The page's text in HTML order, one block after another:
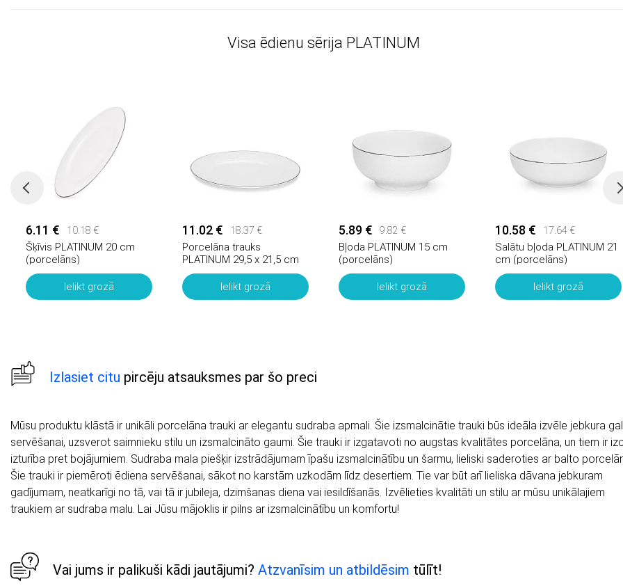
Visa ēdienu sērija PLATINUM
6.11 € 10.18 €
Šķīvis PLATINUM 20 cm
(porcelāns)
Ielikt grozā
11.02 € 18.37 €
Porcelāna trauks
PLATINUM 29,5 x 21,5 cm
(porcelāns)
Ielikt grozā
5.89 € 9.82 €
Bļoda PLATINUM 15 cm
(porcelāns)
Ielikt grozā
10.58 € 17.64 €
Salātu bļoda PLATINUM 21
cm (porcelāns)
Ielikt grozā
Izlasiet citu pircēju atsauksmes par šo preci
Mūsu produktu klāstā ir unikāli porcelāna trauki ar elegantu sudraba apmali. Šie izsmalcinātie trauki būs ideāla izvēle jebkura
servēšanai, uzsverot saimnieku stilu un izsmalcināto gaumi. Šie trauki ir izgatavoti no augstas kvalitātes porcelāna, un tiem ir
izturība pret bojājumiem. Sudraba mala piešķir izstrādājumam īpašu izsmalcinātību un šarmu, lieliski saderoties ar balto
Šie trauki ir piemēroti ēdiena servēšanai, sākot no karstām uzkodām līdz desertiem. Tie var būt arī lieliska dāvana jebkuram
gadījumam, neatkarīgi no tā, vai tā ir jubileja, dzimšanas diena vai iesildīšanās. Izvēlieties kvalitāti un stilu ar mūsu unikālajiem
traukiem ar sudraba malu. Lai Jūsu mājoklis ir pilns ar izsmalcinātību un komfortu!
Vai jums ir palikuši kādi jautājumi? Atzvanīsim un atbildēsim tūlīt!